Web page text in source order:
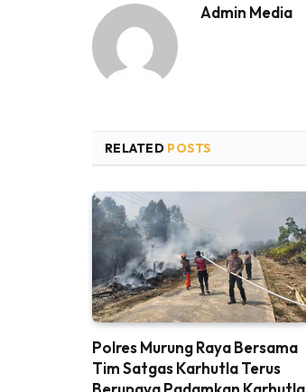
Admin Media
RELATED POSTS
Polres Murung Raya Bersama
Tim Satgas Karhutla Terus